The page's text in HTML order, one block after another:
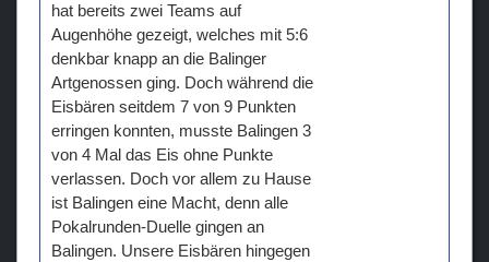
hat bereits zwei Teams auf
Augenhöhe gezeigt, welches mit 5:6
denkbar knapp an die Balinger
Artgenossen ging. Doch während die
Eisbären seitdem 7 von 9 Punkten
erringen konnten, musste Balingen 3
von 4 Mal das Eis ohne Punkte
verlassen. Doch vor allem zu Hause
ist Balingen eine Macht, denn alle
Pokalrunden-Duelle gingen an
Balingen. Unsere Eisbären hingegen